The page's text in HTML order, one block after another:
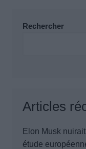
Rechercher
Articles
Elon Musk
étude